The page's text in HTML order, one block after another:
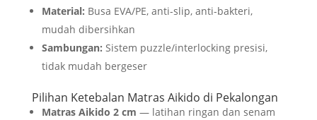
Material: Busa EVA/PE, anti-slip, anti-bakteri,
mudah dibersihkan
Sambungan: Sistem puzzle/interlocking presisi,
tidak mudah bergeser
Pilihan Ketebalan Matras Aikido di Pekalongan
Matras Aikido 2 cm — latihan ringan dan senam